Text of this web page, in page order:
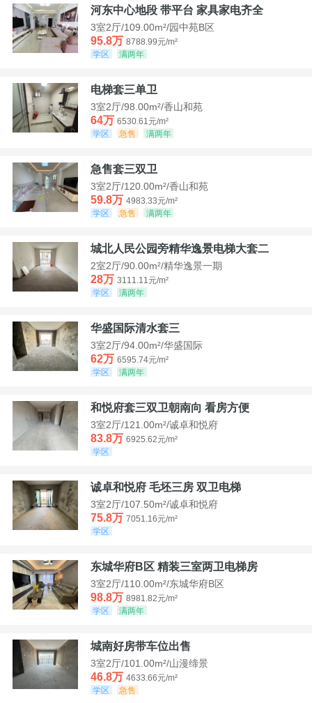
河东中心地段 带平台 家具家电齐全
3室2厅/109.00m²/园中苑B区
95.8万 8788.99元/m²
学区
满两年
电梯套三单卫
3室2厅/98.00m²/香山和苑
64万 6530.61元/m²
学区
急售 满两年
急售套三双卫
3室2厅/120.00m²/香山和苑
59.8万 4983.33元/m²
学区
急售 满两年
城北人民公园旁精华逸景电梯大套二
2室2厅/90.00m²/精华逸景一期
28万 3111.11元/m²
学区
满两年
华盛国际清水套三
3室2厅/94.00m²/华盛国际
62万 6595.74元/m²
学区
满两年
和悦府套三双卫朝南向 看房方便
3室2厅/121.00m²/诚卓和悦府
83.8万 6925.62元/m²
学区
诚卓和悦府 毛坯三房 双卫电梯
3室2厅/107.50m²/诚卓和悦府
75.8万 7051.16元/m²
学区
东城华府B区 精装三室两卫电梯房
3室2厅/110.00m²/东城华府B区
98.8万 8981.82元/m²
学区
满两年
城南好房带车位出售
3室2厅/101.00m²/山漫缔景
46.8万 4633.66元/m²
学区
急售